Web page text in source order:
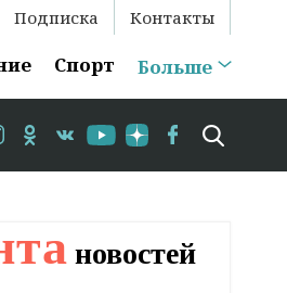
Подписка Контакты
Спорт Больше
движение по
новостей